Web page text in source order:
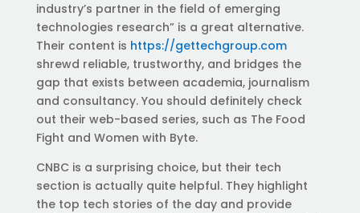
industry’s partner in the field of emerging
technologies research” is a great alternative.
Their content is https://gettechgroup.com
shrewd reliable, trustworthy, and bridges the
gap that exists between academia, journalism
and consultancy. You should definitely check
out their web-based series, such as The Food
Fight and Women with Byte.
CNBC is a surprising choice, but their tech
section is actually quite helpful. They highlight
the top tech stories of the day and provide